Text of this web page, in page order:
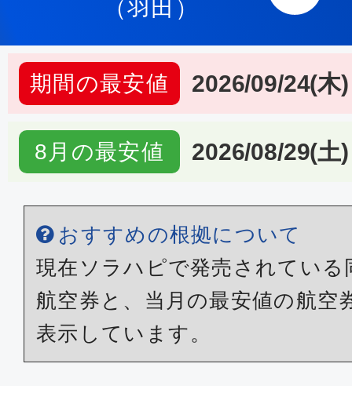
（羽田）
期間の最安値 2026/09/24(木)
8月の最安値 2026/08/29(土)
おすすめの根拠について
現在ソラハピで発売されている
航空券と、当月の最安値の航空
表示しています。